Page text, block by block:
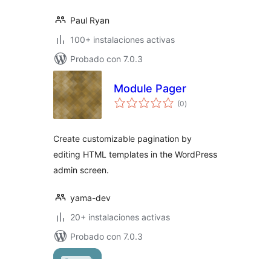
Paul Ryan
100+ instalaciones activas
Probado con 7.0.3
Module Pager
(0evaluación
total
)
Create customizable pagination by
editing HTML templates in the WordPress
admin screen.
yama-dev
20+ instalaciones activas
Probado con 7.0.3